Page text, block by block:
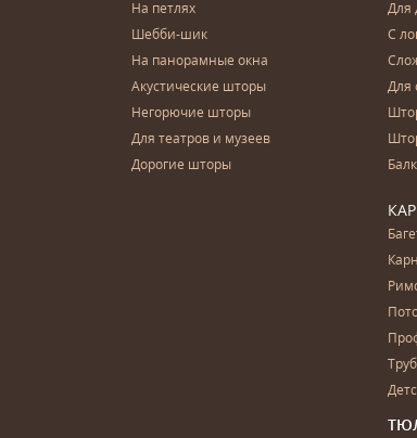
На петлях
Шебби-шик
На панорамные окна
Акустические шторы
Негорючие шторы
Для театров и музеев
Дорогие шторы
Для
С
Для